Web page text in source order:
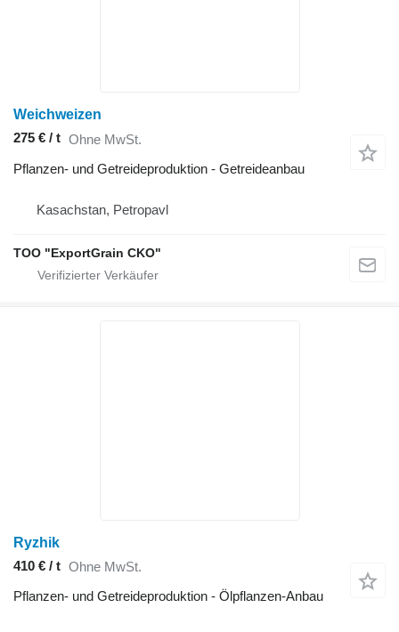
Weichweizen
275 € / t Ohne MwSt.
Pflanzen- und Getreideproduktion - Getreideanbau
Kasachstan, Petropavl
TOO "ExportGrain CKO"
Ryzhik
410 € / t Ohne MwSt.
Pflanzen- und Getreideproduktion - Ölpflanzen-Anbau